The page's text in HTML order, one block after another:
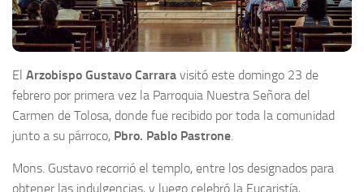
El Arzobispo Gustavo Carrara visitó este domingo 23 de
febrero por primera vez la Parroquia Nuestra Señora del
Carmen de Tolosa, donde fue recibido por toda la comunidad
junto a su párroco, Pbro. Pablo Pastrone
Mons. Gustavo recorrió el templo, entre los designados para
obtener las indulgencias, y luego celebró la Eucaristía,